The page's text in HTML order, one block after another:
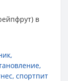
в
,
,
, спортпит